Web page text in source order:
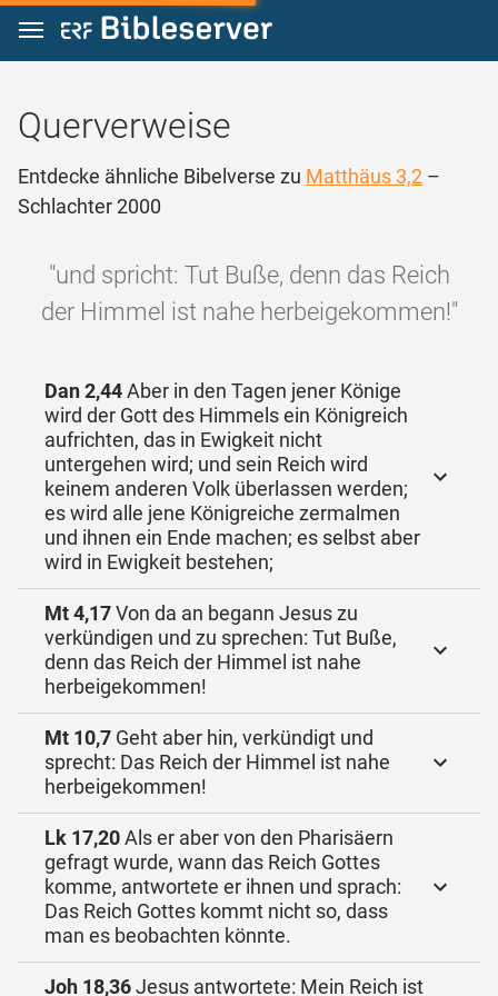
Zum Inhalt springen
Querverweise
Entdecke ähnliche Bibelverse zu Matthäus 3,2 –
Schlachter 2000
"und spricht: Tut Buße, denn das Reich
der Himmel ist nahe herbeigekommen!"
Dan 2,44Aber in den Tagen jener Könige
wird der Gott des Himmels ein Königreich
aufrichten, das in Ewigkeit nicht
untergehen wird; und sein Reich wird
keinem anderen Volk überlassen werden;
es wird alle jene Königreiche zermalmen
und ihnen ein Ende machen; es selbst aber
wird in Ewigkeit bestehen;
Mt 4,17Von da an begann Jesus zu
verkündigen und zu sprechen: Tut Buße,
denn das Reich der Himmel ist nahe
herbeigekommen!
Mt 10,7 Geht aber hin, verkündigt und
sprecht: Das Reich der Himmel ist nahe
herbeigekommen!
Lk 17,20Als er aber von den Pharisäern
gefragt wurde, wann das Reich Gottes
komme, antwortete er ihnen und sprach:
Das Reich Gottes kommt nicht so, dass
man es beobachten könnte.
Joh 18,36Jesus antwortete: Mein Reich ist